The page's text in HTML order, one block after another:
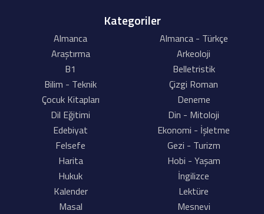
Kategoriler
Almanca
Almanca - Türkçe
Araştırma
Arkeoloji
B1
Belletristik
Bilim - Teknik
Çizgi Roman
Çocuk Kitapları
Deneme
Dil Eğitimi
Din - Mitoloji
Edebiyat
Ekonomi - İşletme
Felsefe
Gezi - Turizm
Harita
Hobi - Yaşam
Hukuk
İngilizce
Kalender
Lektüre
Masal
Mesnevi